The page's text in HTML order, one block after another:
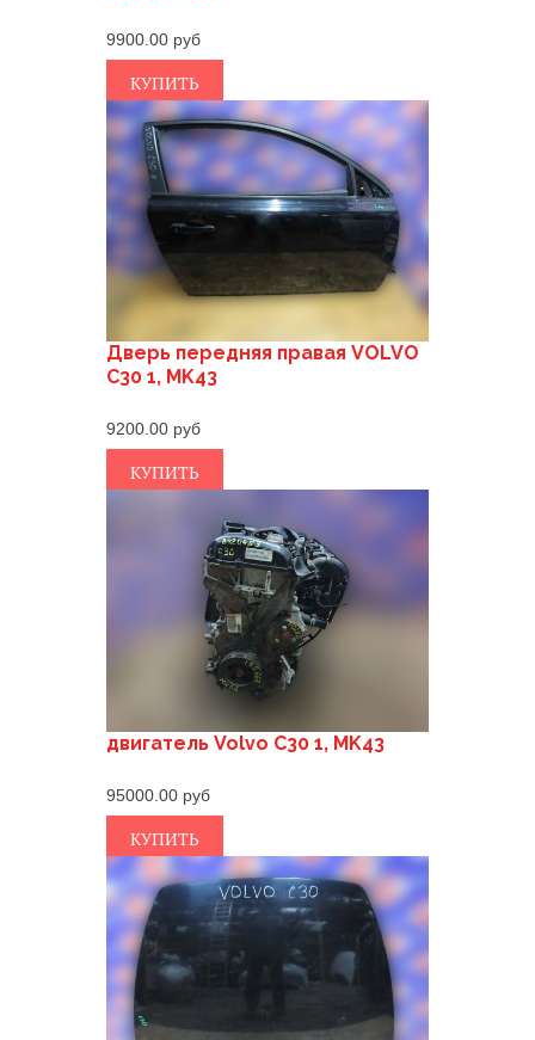
9900.00
КУПИТЬ
Дверь передняя правая VOLVO
C30 1, MK43
9200.00
КУПИТЬ
двигатель Volvo C30 1, MK43
95000.00
КУПИТЬ